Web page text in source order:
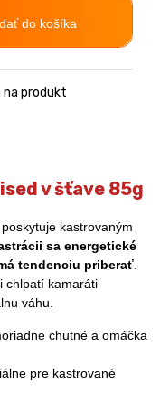
do košíka
na produkt
v šťave 85g
poskytuje kastrovaným
sa energetické
tendenciu priberať
chlpatí kamaráti
váhu.
chutné a omáčka
pre kastrované